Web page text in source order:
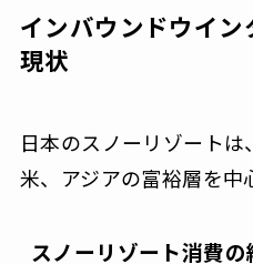
インバウンドウイ
現状
日本のスノーリゾート
米、アジアの富裕層を中
スノーリゾート消費